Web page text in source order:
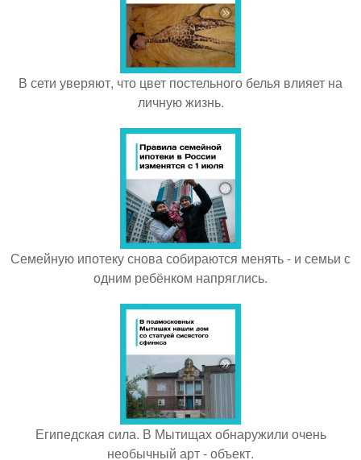
В сети уверяют, что цвет постельного белья влияет на
личную жизнь.
Семейную ипотеку снова собираются менять - и семьи с
одним ребёнком напряглись.
Египедская сила. В Мытищах обнаружили очень
необычный арт - объект.